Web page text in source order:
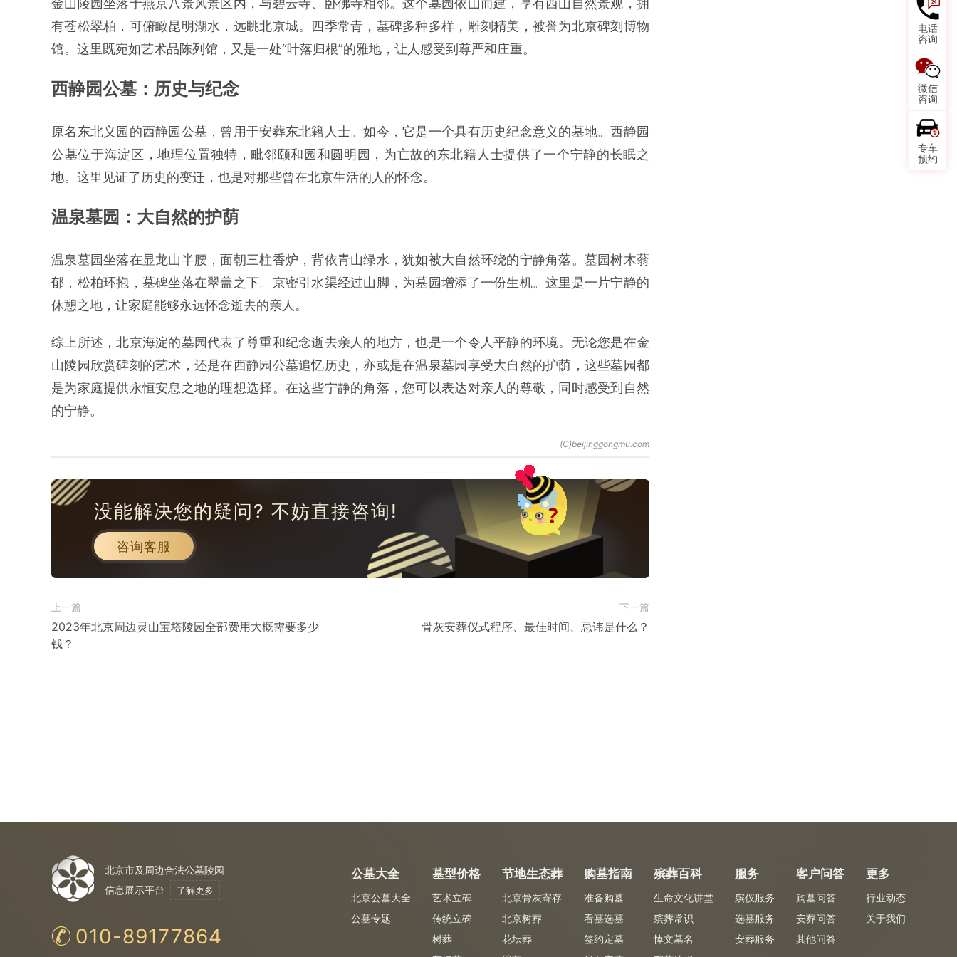
电话
咨询
微信
咨询
专车
预约
金山陵园坐落于燕京八景风景区内，与碧云寺、卧佛寺相邻。这个墓园依山而建，享有西山自然景观，拥
有苍松翠柏，可俯瞰昆明湖水，远眺北京城。四季常青，墓碑多种多样，雕刻精美，被誉为北京碑刻博物
馆。这里既宛如艺术品陈列馆，又是一处“叶落归根”的雅地，让人感受到尊严和庄重。
西静园公墓：历史与纪念
原名东北义园的西静园公墓，曾用于安葬东北籍人士。如今，它是一个具有历史纪念意义的墓地。西静园
公墓位于海淀区，地理位置独特，毗邻颐和园和圆明园，为亡故的东北籍人士提供了一个宁静的长眠之
地。这里见证了历史的变迁，也是对那些曾在北京生活的人的怀念。
温泉墓园：大自然的护荫
温泉墓园坐落在显龙山半腰，面朝三柱香炉，背依青山绿水，犹如被大自然环绕的宁静角落。墓园树木蓊
郁，松柏环抱，墓碑坐落在翠盖之下。京密引水渠经过山脚，为墓园增添了一份生机。这里是一片宁静的
休憩之地，让家庭能够永远怀念逝去的亲人。
综上所述，北京海淀的墓园代表了尊重和纪念逝去亲人的地方，也是一个令人平静的环境。无论您是在金
山陵园欣赏碑刻的艺术，还是在西静园公墓追忆历史，亦或是在温泉墓园享受大自然的护荫，这些墓园都
是为家庭提供永恒安息之地的理想选择。在这些宁静的角落，您可以表达对亲人的尊敬，同时感受到自然
的宁静。
没能解决您的疑问? 不妨直接咨询!
咨询客服
上一篇
2023年北京周边灵山宝塔陵园全部费用大概需要多少
钱？
下一篇
骨灰安葬仪式程序、最佳时间、忌讳是什么？
北京市及周边合法公墓陵园
信息展示平台
了解更多
010-89177864
公墓大全
北京公墓大全
公墓专题
墓型价格
艺术立碑
传统立碑
树葬
节地生态葬
北京骨灰寄存
北京树葬
花坛葬
购墓指南
准备购墓
看墓选墓
签约定墓
殡葬百科
生命文化讲堂
殡葬常识
悼文墓名
服务
殡仪服务
选墓服务
安葬服务
客户问答
购墓问答
安葬问答
其他问答
更多
行业动态
关于我们